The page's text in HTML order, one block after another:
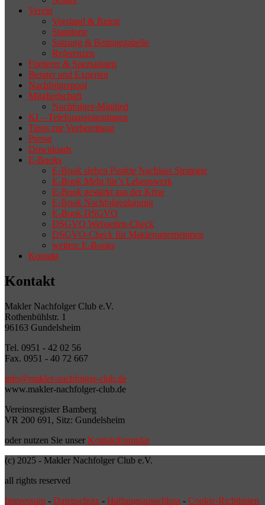
Verein
Vorstand & Beirat
Standorte
Satzung & Beitragstabelle
Referenzen
Förderer & Spezialisten
Berater und Experten
Nachfolgerpool
Mitgliedschaft
Nachfolger-Mitglied
KI – Telefonassistentinnen
Tipps zur Vorbereitung
Presse
Downloads
E-Books
E-Book sieben Punkte Nachlass Strategie
E-Book Mehr für’s Lebenswerk
E-Book gestärkt aus der Krise
E-Book Nachfolgeplanung
E-Book DSGVO
DSGVO Webseiten-Check
DSGVO-Check für Maklerunternehmen
weitere E-Books
Kontakt
Kontakt
Makler Nachfolger Club e.V.
Rothenbühlstr. 1
96163 Gundelsheim
Tel. 0951 - 42 02 56
Fax. 0951 - 40 72 667
info@makler-nachfolger-club.de
www.makler-nachfolger-club.de
Vereinsregister Bamberg
VR 200 691, Sitz: Gundelsheim
oder nutzen Sie unser Kontaktformular
(c) 2025 - Makler Nachfolger Club e.V.
all rights reserved
Impressum - Datenschutz - Haftungsausschluss - Cookie-Richtlinien